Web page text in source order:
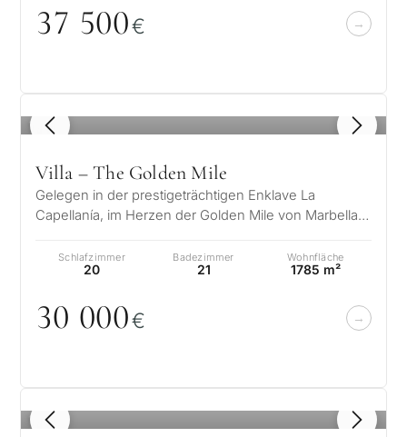
37 500€
1 / 8
Villa – The Golden Mile
Gelegen in der prestigeträchtigen Enklave La
Capellanía, im Herzen der Golden Mile von Marbella,
Schlafzimmer
20
Badezimmer
21
Wohnfläche
1785 m²
30 000€
1 / 8